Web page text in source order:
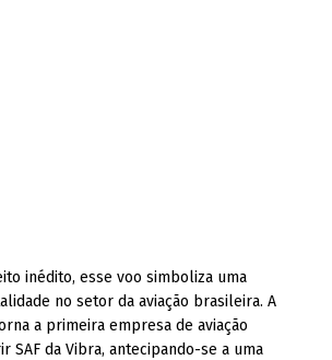
inédito, esse voo simboliza uma
no setor da aviação brasileira. A
a primeira empresa de aviação
SAF da Vibra, antecipando-se a uma